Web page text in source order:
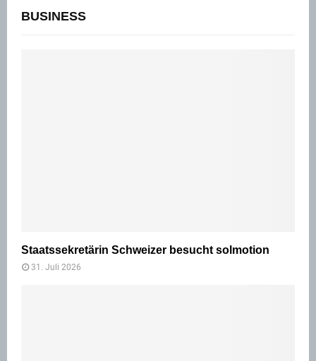
BUSINESS
Staatssekretärin Schweizer besucht solmotion
31. Juli 2026